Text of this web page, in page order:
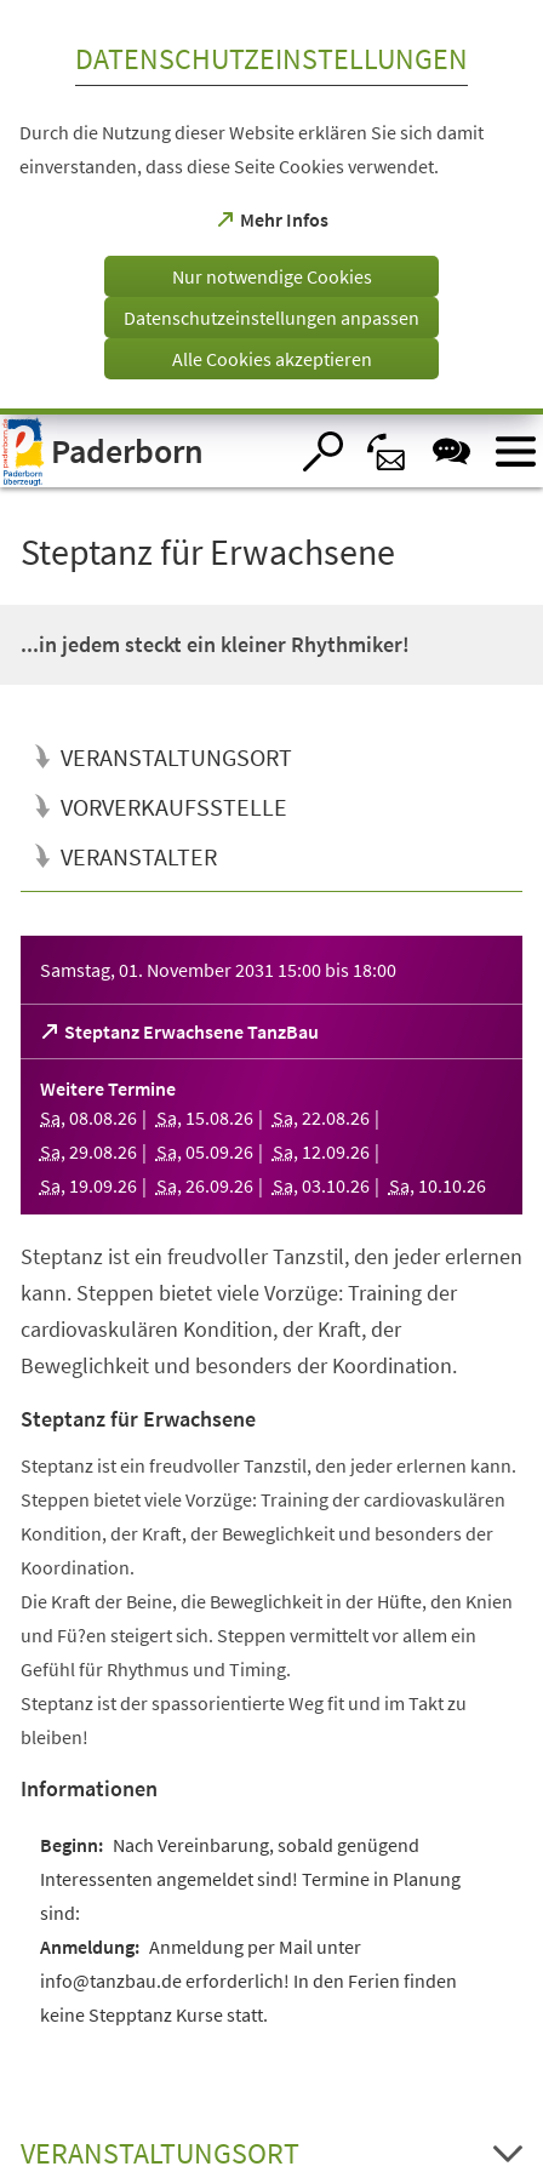
Visuelle
Assistenzsoftware
öffnen.
DATENSCHUTZEINSTELLUNGEN
Durch die Nutzung dieser Website erklären Sie sich damit
einverstanden, dass diese Seite Cookies verwendet.
Mehr Infos
(Öffnet
einem
Tab)
Nur notwendige Cookies
Datenschutzeinstellungen anpassen
Alle Cookies akzeptieren
Paderborn
Steptanz für Erwachsene
...in jedem steckt ein kleiner Rhythmiker!
VERANSTALTUNGSORT
VORVERKAUFSSTELLE
VERANSTALTER
Samstag, 01. November 2031 15:00 bis 18:00
Steptanz Erwachsene TanzBau
(Öffnet
in
einem
neuen
Tab)
Weitere Termine
Sa, 08.08.26 Sa, 15.08.26 Sa, 22.08.26
Sa, 29.08.26 Sa, 05.09.26 Sa, 12.09.26
Sa, 19.09.26 Sa, 26.09.26 Sa, 03.10.26 Sa, 10.10.26
Steptanz ist ein freudvoller Tanzstil, den jeder erlernen
kann. Steppen bietet viele Vorzüge: Training der
cardiovaskulären Kondition, der Kraft, der
Beweglichkeit und besonders der Koordination.
Steptanz für Erwachsene
Steptanz ist ein freudvoller Tanzstil, den jeder erlernen kann.
Steppen bietet viele Vorzüge: Training der cardiovaskulären
Kondition, der Kraft, der Beweglichkeit und besonders der
Koordination.
Die Kraft der Beine, die Beweglichkeit in der Hüfte, den Knien
und Fü?en steigert sich. Steppen vermittelt vor allem ein
Gefühl für Rhythmus und Timing.
Steptanz ist der spassorientierte Weg fit und im Takt zu
bleiben!
Informationen
Nach Vereinbarung, sobald genügend
Interessenten angemeldet sind! Termine in Planung
sind:
Anmeldung per Mail unter
info@tanzbau.de erforderlich! In den Ferien finden
keine Stepptanz Kurse statt.
VERANSTALTUNGSORT